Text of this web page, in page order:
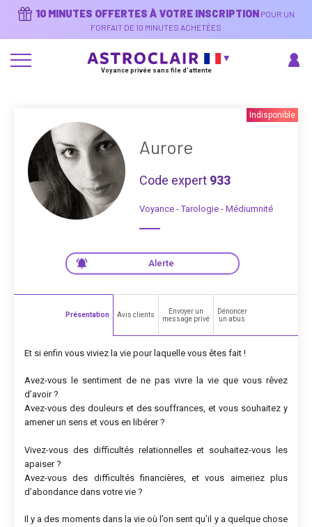
10 MINUTES OFFERTES À VOTRE INSCRIPTION POUR UN
FORFAIT DE 10 MINUTES ACHETÉES
Voyance privée sans file d'attente
Indisponible
Aurore
Code expert 933
Voyance - Tarologie - Médiumnité
Alerte
Présentation Avis clients
Envoyer un
message privé
Dénoncer
un abus
Et si enfin vous viviez la vie pour laquelle vous êtes fait !
Avez-vous le sentiment de ne pas vivre la vie que vous rêvez
d’avoir ?
Avez-vous des douleurs et des souffrances, et vous souhaitez y
amener un sens et vous en libérer ?
Vivez-vous des difficultés relationnelles et souhaitez-vous les
apaiser ?
Avez-vous des difficultés financières, et vous aimeriez plus
d’abondance dans votre vie ?
Il y a des moments dans la vie où l’on sent qu’il y a quelque chose